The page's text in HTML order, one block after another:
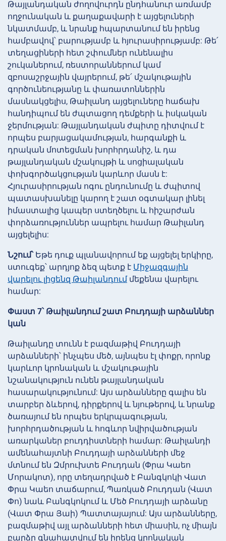
Թայլանդական ժողովուրդն ընդհանուր առմամբ
ողջունական և քաղաքավարի է այցելուների
նկատմամբ, և նրանք հպարտանում են իրենց
համբավով՝ բարությամբ և հյուրասիրությամբ: Թե՛
տեղացիների հետ շփումներ ունենալիս
շուկաներում, ռեստորաններում կամ
զբոսաշրջային վայրերում, թե՛ մշակութային
գործունեությանը և փառատոններին
մասնակցելիս, Թաիլանդ այցելուները հաճախ
հանդիպում են ժպտացող դեմքերի և իսկական
ջերմության: Թայլանդական ժպիտը դիտվում է
որպես բարյացակամության, հարգանքի և
դրական մոտեցման խորհրդանիշ, և դա
թայլանդական մշակույթի և սոցիալական
փոխգործակցության կարևոր մասն է:
Հյուրասիրության ոգու ընդունումը և ժպիտով
պատասխանելը կարող է շատ օգտակար լինել
իմաստալից կապեր ստեղծելու և հիշարժան
փորձառություններ ապրելու համար Թաիլանդ
այցելելիս:
Նշում՝Եթե դուք պլանավորում եք այցելել երկիրը,
ստուգեք՝ արդյոք ձեզ պետք է Միջազգային
վարելու լիցենզ Թաիլանդումմեքենա վարելու
համար:
Փաստ 7՝ Թաիլանդում շատ Բուդդայի արձաններ
կան
Թաիլանդը տունն է բազմաթիվ Բուդդայի
արձանների՝ ինչպես մեծ, այնպես էլ փոքր, որոնք
կարևոր կրոնական և մշակութային
նշանակություն ունեն թայլանդական
հասարակությունում: Այս արձանները գալիս են
տարբեր ձևերով, դիրքերով և նյութերով, և նրանք
ծառայում են որպես երկրպագության,
խորհրդածության և հոգևոր նվիրվածության
առարկաներ բուդդիստների համար: Թաիլանդի
ամենահայտնի Բուդդայի արձանների մեջ
մտնում են Զմրուխտե Բուդդան (Փրա Կաեո
Մորակոտ), որը տեղադրված է Բանգկոկի Վատ
Փրա Կաեո տաճարում, Պառկած Բուդդան (Վատ
Փո) նաև Բանգկոկում և Մեծ Բուդդայի արձանը
(Վատ Փրա Յաի) Պատտայայում: Այս արձանները,
բազմաթիվ այլ արձանների հետ միասին, ոչ միայն
բարձր գնահատվում են իրենց կրոնական